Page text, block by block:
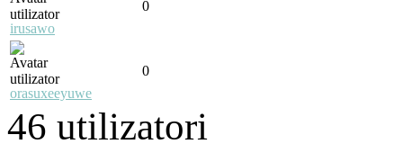
irusawo
0
orasuxeeyuwe
0
46 utilizatori